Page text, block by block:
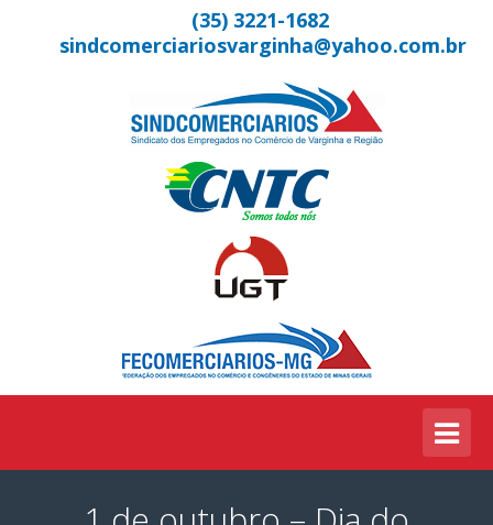
(35) 3221-1682
sindcomerciariosvarginha@yahoo.com.br